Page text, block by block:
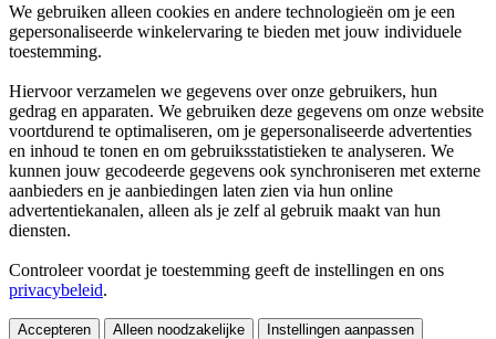
We gebruiken alleen cookies en andere technologieën om je een
gepersonaliseerde winkelervaring te bieden met jouw individuele
toestemming.
Hiervoor verzamelen we gegevens over onze gebruikers, hun
gedrag en apparaten. We gebruiken deze gegevens om onze website
voortdurend te optimaliseren, om je gepersonaliseerde advertenties
en inhoud te tonen en om gebruiksstatistieken te analyseren. We
kunnen jouw gecodeerde gegevens ook synchroniseren met externe
aanbieders en je aanbiedingen laten zien via hun online
advertentiekanalen, alleen als je zelf al gebruik maakt van hun
diensten.
Controleer voordat je toestemming geeft de instellingen en ons
privacybeleid.
Accepteren Alleen noodzakelijke Instellingen aanpassen